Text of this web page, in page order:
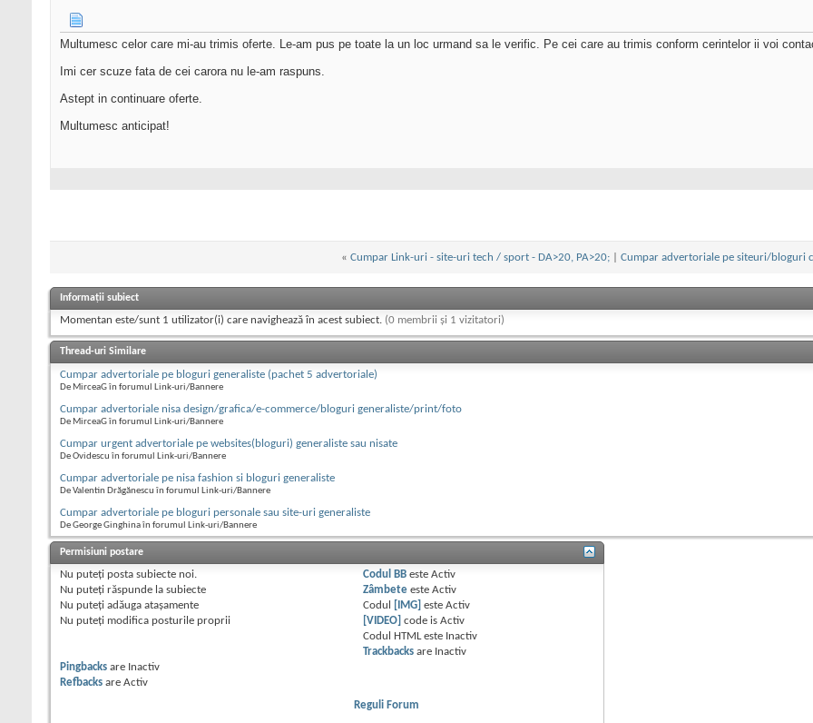
Multumesc celor care mi-au trimis oferte. Le-am pus pe toate la un loc urmand sa le verific. Pe cei care au trimis conform cerintelor ii voi
Imi cer scuze fata de cei carora nu le-am raspuns.
Astept in continuare oferte.
Multumesc anticipat!
« Cumpar Link-uri - site-uri tech / sport - DA>20, PA>20;| Cumpar advertoriale pe siteuri/bloguri
Informații subiect
Momentan este/sunt 1 utilizator(i) care navighează în acest subiect. (0 membrii și 1 vizitatori)
Thread-uri Similare
Cumpar advertoriale pe bloguri generaliste (pachet 5 advertoriale)
De MirceaG în forumul Link-uri/Bannere
Cumpar advertoriale nisa design/grafica/e-commerce/bloguri generaliste/print/foto
De MirceaG în forumul Link-uri/Bannere
Cumpar urgent advertoriale pe websites(bloguri) generaliste sau nisate
De Ovidescu în forumul Link-uri/Bannere
Cumpar advertoriale pe nisa fashion si bloguri generaliste
De Valentin Drăgănescu în forumul Link-uri/Bannere
Cumpar advertoriale pe bloguri personale sau site-uri generaliste
De George Ginghina în forumul Link-uri/Bannere
Permisiuni postare
Nu puteţi posta subiecte noi.
Nu puteţi răspunde la subiecte
Nu puteţi adăuga ataşamente
Nu puteţi modifica posturile proprii
Codul BB esteActiv
Zâmbete esteActiv
Codul
[IMG] esteActiv
[VIDEO] code isActiv
Codul HTML este Inactiv
Trackbacks are Inactiv
Pingbacks are Inactiv
Refbacks are Activ
Reguli Forum